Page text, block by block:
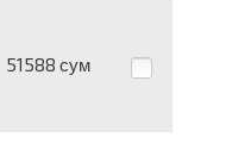
51588 сум